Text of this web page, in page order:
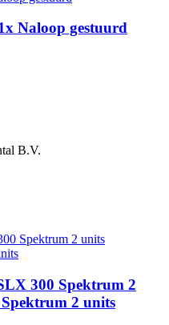
Naloop gestuurd
B.V.
300 Spektrum 2
2 units